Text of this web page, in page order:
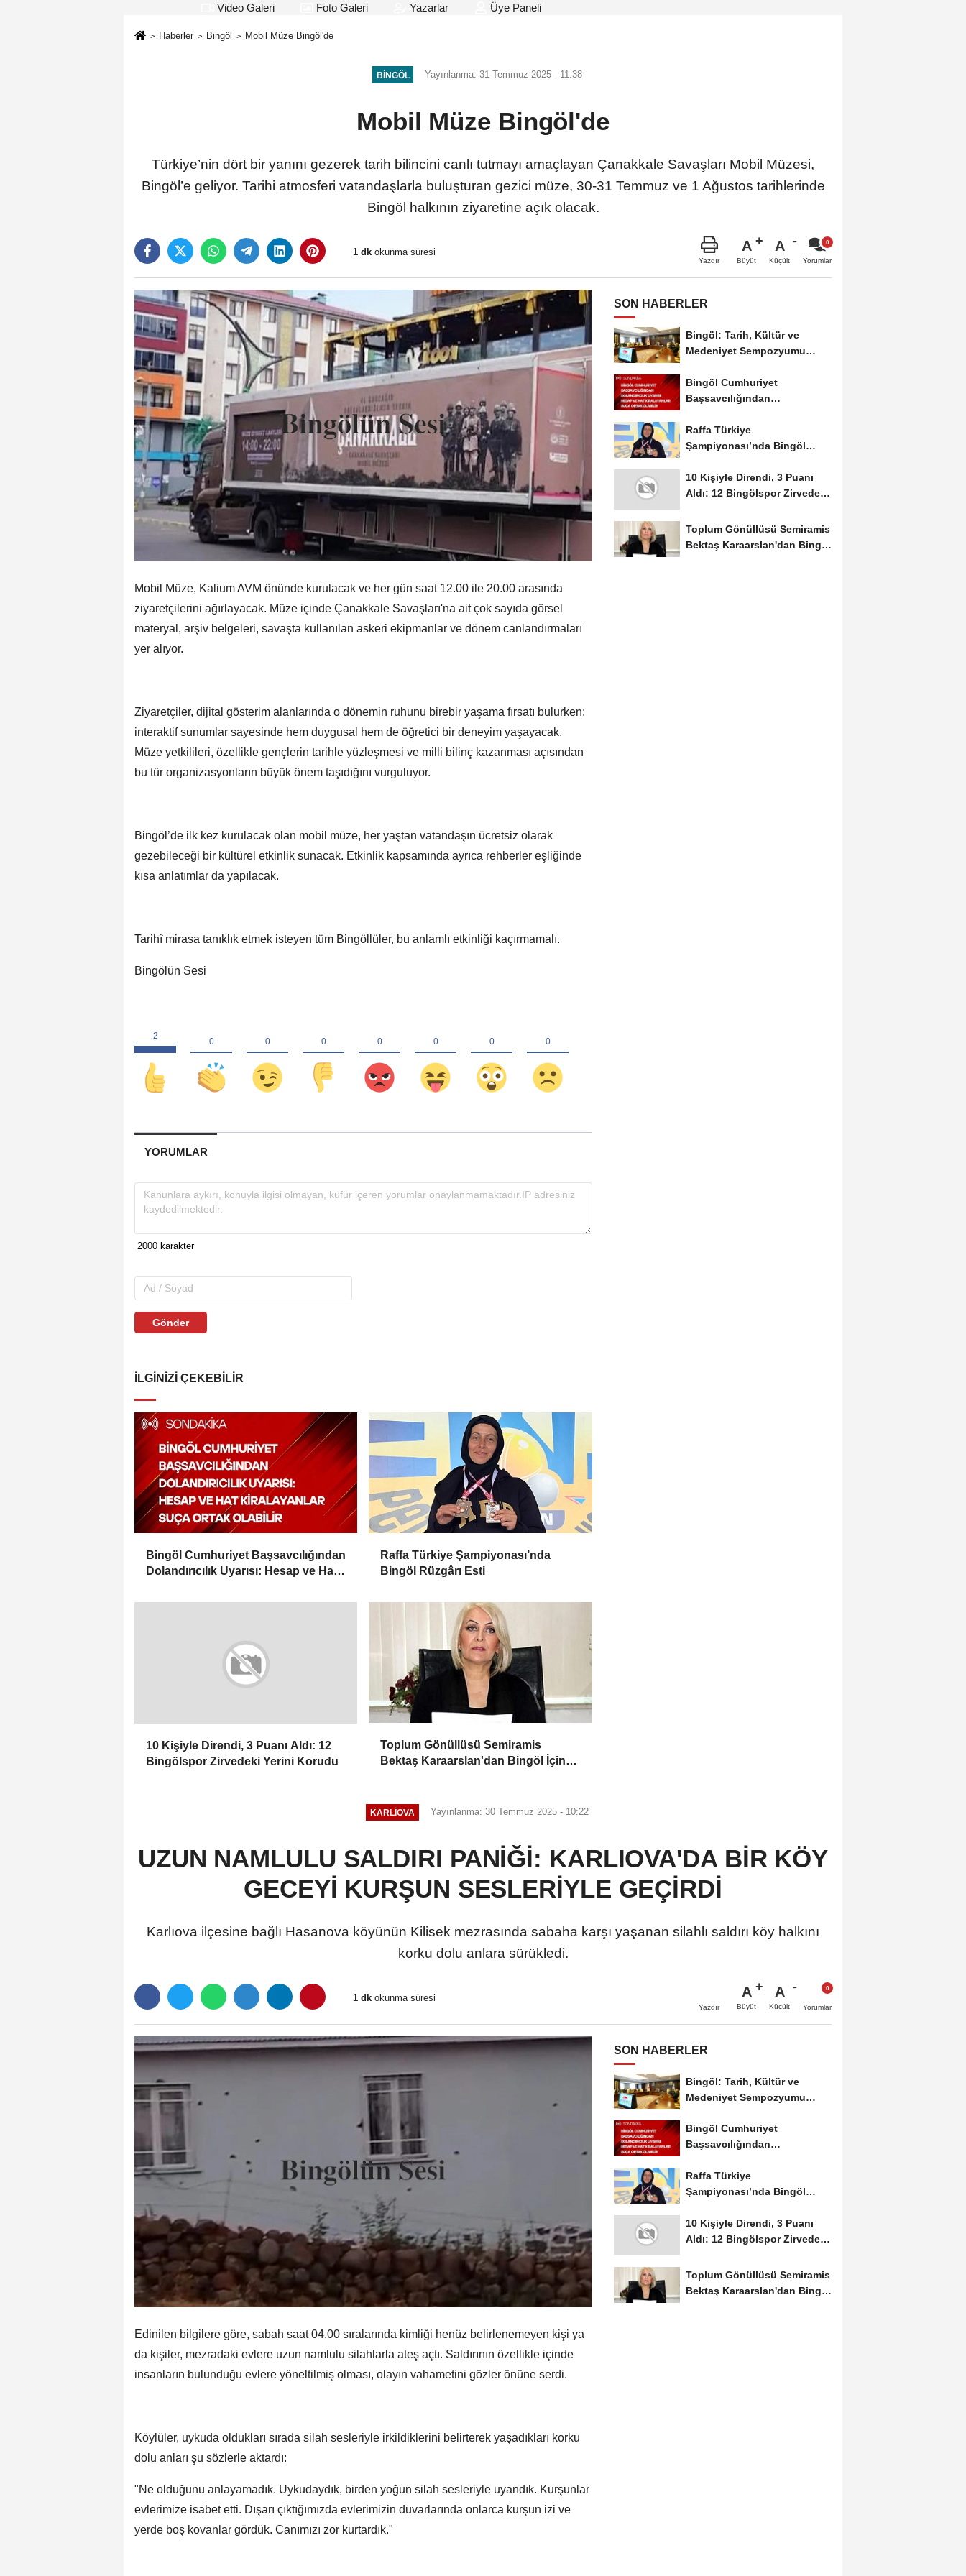
Video Galeri Foto Galeri Yazarlar Üye Paneli
Haberler Bingöl Mobil Müze Bingöl'de
BINGÖL Yayınlanma: 31 Temmuz 2025 - 11:38
Mobil Müze Bingöl'de
Türkiye’nin dört bir yanını gezerek tarih bilincini canlı tutmayı amaçlayan Çanakkale Savaşları Mobil Müzesi,
Bingöl’e geliyor. Tarihi atmosferi vatandaşlarla buluşturan gezici müze, 30-31 Temmuz ve 1 Ağustos tarihlerinde
Bingöl halkının ziyaretine açık olacak.
1 dk okunma süresi
Yazdır
A
Büyüt
A
Küçült Yorumlar
Mobil Müze, Kalium AVM önünde kurulacak ve her gün saat 12.00 ile 20.00 arasında
ziyaretçilerini ağırlayacak. Müze içinde Çanakkale Savaşları'na ait çok sayıda görsel
materyal, arşiv belgeleri, savaşta kullanılan askeri ekipmanlar ve dönem canlandırmaları
yer alıyor.
Ziyaretçiler, dijital gösterim alanlarında o dönemin ruhunu birebir yaşama fırsatı bulurken;
interaktif sunumlar sayesinde hem duygusal hem de öğretici bir deneyim yaşayacak.
Müze yetkilileri, özellikle gençlerin tarihle yüzleşmesi ve milli bilinç kazanması açısından
bu tür organizasyonların büyük önem taşıdığını vurguluyor.
Bingöl’de ilk kez kurulacak olan mobil müze, her yaştan vatandaşın ücretsiz olarak
gezebileceği bir kültürel etkinlik sunacak. Etkinlik kapsamında ayrıca rehberler eşliğinde
kısa anlatımlar da yapılacak.
Tarihî mirasa tanıklık etmek isteyen tüm Bingöllüler, bu anlamlı etkinliği kaçırmamalı.
Bingölün Sesi
YORUMLAR
Gönder
İLGINIZI ÇEKEBILIR
Bingöl Cumhuriyet Başsavcılığından
Dolandırıcılık Uyarısı: Hesap ve Hat
Raffa Türkiye Şampiyonası’nda
Bingöl Rüzgârı Esti
10 Kişiyle Direndi, 3 Puanı Aldı: 12
Bingölspor Zirvedeki Yerini Korudu
Toplum Gönüllüsü Semiramis
Bektaş Karaarslan'dan Bingöl İçin
SON HABERLER
Bingöl: Tarih, Kültür ve
Medeniyet Sempozyumu
Bingöl Cumhuriyet
Başsavcılığından
Raffa Türkiye
Şampiyonası’nda Bingöl
10 Kişiyle Direndi, 3 Puanı
Aldı: 12 Bingölspor Zirvedeki
Toplum Gönüllüsü Semiramis
Bektaş Karaarslan'dan Bingöl
KARLIOVA Yayınlanma: 30 Temmuz 2025 - 10:22
UZUN NAMLULU SALDIRI PANİĞİ: KARLIOVA'DA BİR KÖY
GECEYİ KURŞUN SESLERİYLE GEÇİRDİ
Karlıova ilçesine bağlı Hasanova köyünün Kilisek mezrasında sabaha karşı yaşanan silahlı saldırı köy halkını
korku dolu anlara sürükledi.
1 dk okunma süresi
Yazdır
A
Büyüt
A
Küçült Yorumlar
Edinilen bilgilere göre, sabah saat 04.00 sıralarında kimliği henüz belirlenemeyen kişi ya
da kişiler, mezradaki evlere uzun namlulu silahlarla ateş açtı. Saldırının özellikle içinde
insanların bulunduğu evlere yöneltilmiş olması, olayın vahametini gözler önüne serdi.
Köylüler, uykuda oldukları sırada silah sesleriyle irkildiklerini belirterek yaşadıkları korku
dolu anları şu sözlerle aktardı:
"Ne olduğunu anlayamadık. Uykudaydık, birden yoğun silah sesleriyle uyandık. Kurşunlar
evlerimize isabet etti. Dışarı çıktığımızda evlerimizin duvarlarında onlarca kurşun izi ve
yerde boş kovanlar gördük. Canımızı zor kurtardık."
SON HABERLER
Bingöl: Tarih, Kültür ve
Medeniyet Sempozyumu
Bingöl Cumhuriyet
Başsavcılığından
Raffa Türkiye
Şampiyonası’nda Bingöl
10 Kişiyle Direndi, 3 Puanı
Aldı: 12 Bingölspor Zirvedeki
Toplum Gönüllüsü Semiramis
Bektaş Karaarslan'dan Bingöl